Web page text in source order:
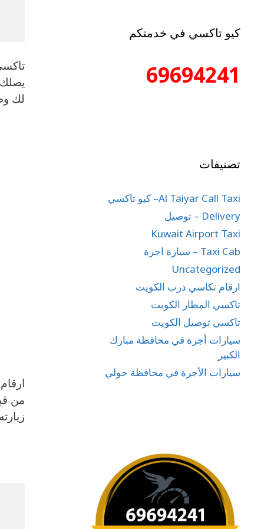
لك
من
كيو تاكسي في خدمتكم
69694241
تصنيفات
Al Taiyar Call Taxi– كيو تاكسي
Delivery – توصيل
Kuwait Airport Taxi
Taxi Cab – سيارة اجرة
Uncategorized
ارقام تكاسي درب الكويت
تاكسي المطار الكويت
تاكسي توصيل الكويت
سيارات أجرة في محافظة مبارك
الكبير
سيارات الأجرة في محافظة حولي